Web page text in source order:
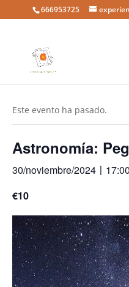
666953725
Este evento ha pasado.
Astronomía:
30/noviembre/2024〡17:00
€10